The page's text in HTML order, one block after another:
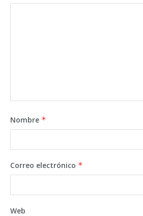
Nombre *
Correo electrónico *
Web